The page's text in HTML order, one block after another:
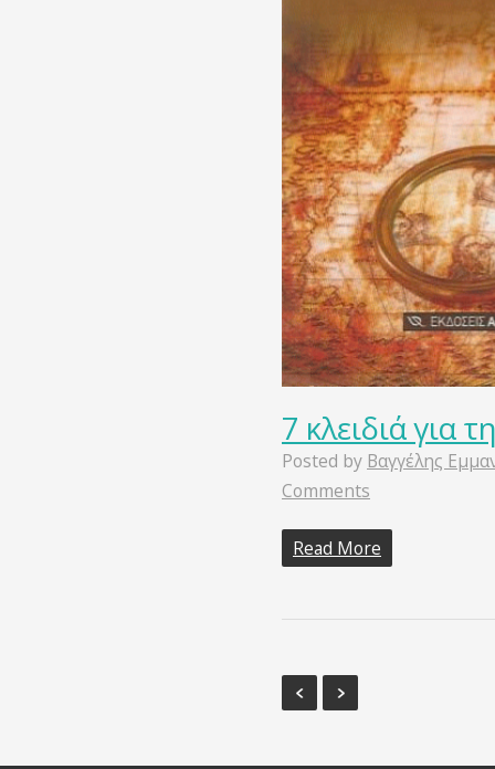
7 κλειδιά για
Posted by Βαγγέλης
Comments
Read More